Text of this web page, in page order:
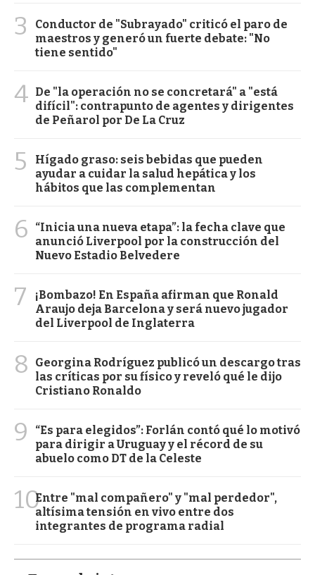
3
Conductor de "Subrayado" criticó el paro de
maestros y generó un fuerte debate: "No
tiene sentido"
4 De "la operación no se concretará" a "está
difícil": contrapunto de agentes y dirigentes
de Peñarol por De La Cruz
5
Hígado graso: seis bebidas que pueden
ayudar a cuidar la salud hepática y los
hábitos que las complementan
6
“Inicia una nueva etapa”: la fecha clave que
anunció Liverpool por la construcción del
Nuevo Estadio Belvedere
7
¡Bombazo! En España afirman que Ronald
Araujo deja Barcelona y será nuevo jugador
del Liverpool de Inglaterra
8
Georgina Rodríguez publicó un descargo tras
las críticas por su físico y reveló qué le dijo
Cristiano Ronaldo
9
“Es para elegidos”: Forlán contó qué lo motivó
para dirigir a Uruguay y el récord de su
abuelo como DT de la Celeste
10Entre "mal compañero" y "mal perdedor",
altísima tensión en vivo entre dos
integrantes de programa radial